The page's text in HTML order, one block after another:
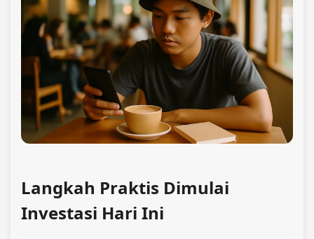
Langkah Praktis Dimulai
Investasi Hari Ini